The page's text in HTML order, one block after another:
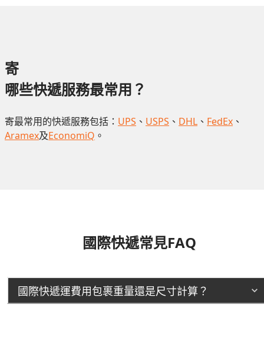
寄
哪些快遞服務最常用？
寄最常用的快遞服務包括： UPS 、 USPS 、 DHL 、 FedEx 、
Aramex及EconomiQ 。
國際快遞常見FAQ
國際快遞運費用包裹重量還是尺寸計算？